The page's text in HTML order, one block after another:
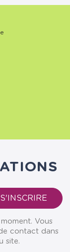
Vous
contact dans
site.